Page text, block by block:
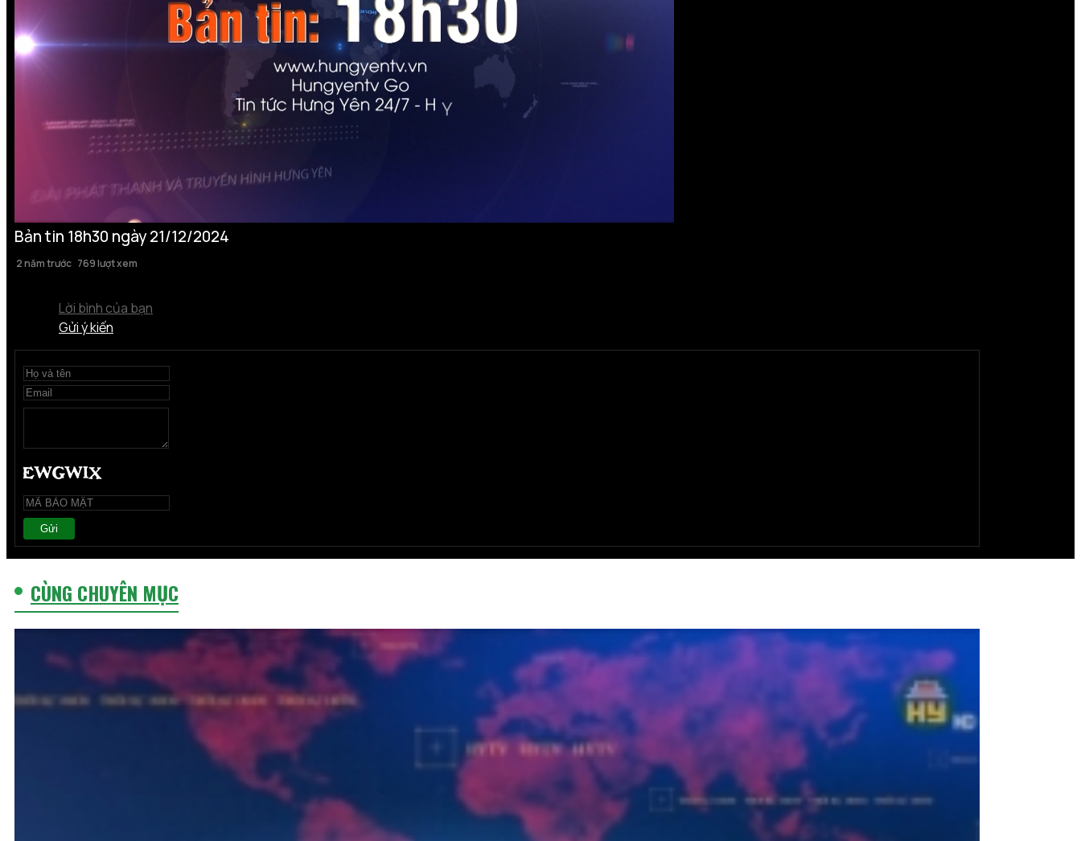
Bản tin 18h30 ngày 21/12/2024
2 năm trước 769 lượt xem
Lời bình của bạn
Gửi ý kiến
Gửi
CÙNG CHUYÊN MỤC